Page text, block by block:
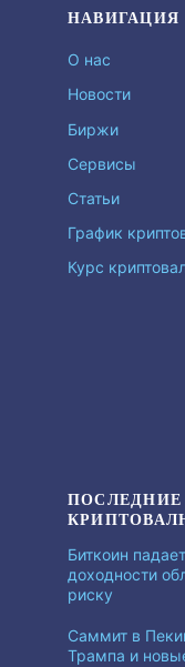
НАВИГАЦИЯ
О нас
Новости
Биржи
Сервисы
Статьи
График
Курс
Биткоин
доходности
риску
Саммит в
Трампа и